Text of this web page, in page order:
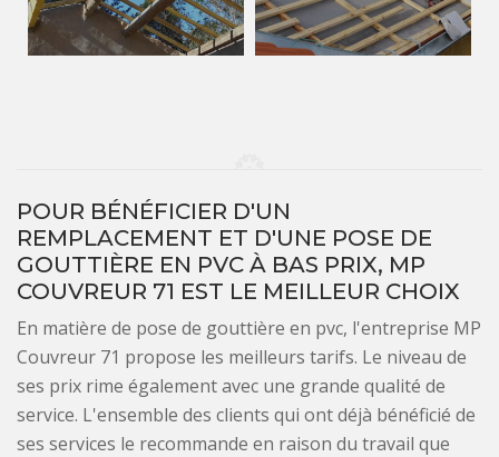
POUR BÉNÉFICIER D'UN
REMPLACEMENT ET D'UNE POSE DE
GOUTTIÈRE EN PVC À BAS PRIX, MP
COUVREUR 71 EST LE MEILLEUR CHOIX
En matière de pose de gouttière en pvc, l'entreprise MP
Couvreur 71 propose les meilleurs tarifs. Le niveau de
ses prix rime également avec une grande qualité de
service. L'ensemble des clients qui ont déjà bénéficié de
ses services le recommande en raison du travail que